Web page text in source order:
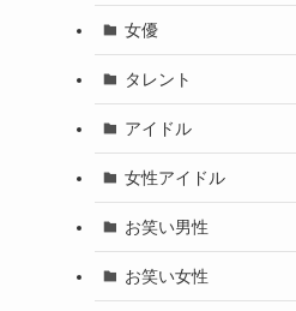
女優
タレント
アイドル
女性アイドル
お笑い男性
お笑い女性